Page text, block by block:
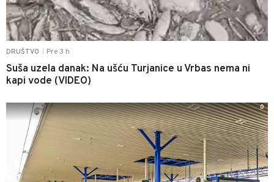
DRUŠTVO Pre 3 h
Suša uzela danak: Na ušću Turjanice u Vrbas nema ni
kapi vode (VIDEO)
0